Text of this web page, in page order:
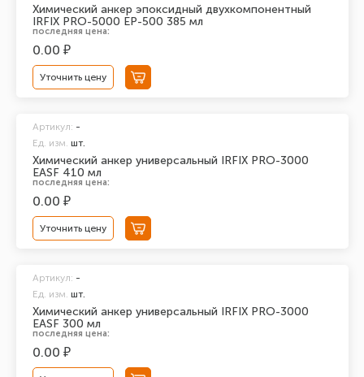
Химический анкер эпоксидный двухкомпонентный
IRFIX PRO-5000 ЕР-500 385 мл
последняя цена:
0.00 ₽
Уточнить цену
Химический анкер универсальный IRFIX PRO-3000
EASF 410 мл
Артикул: -
Ед. изм. шт.
последняя цена:
0.00 ₽
Уточнить цену
Химический анкер универсальный IRFIX PRO-3000
EASF 300 мл
Артикул: -
Ед. изм. шт.
последняя цена:
0.00 ₽